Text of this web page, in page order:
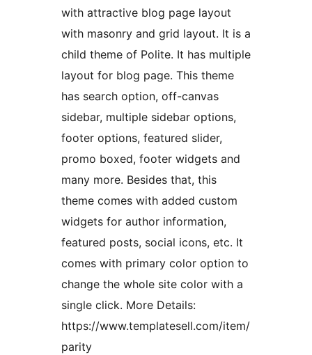
with attractive blog page layout
with masonry and grid layout. It is a
child theme of Polite. It has multiple
layout for blog page. This theme
has search option, off-canvas
sidebar, multiple sidebar options,
footer options, featured slider,
promo boxed, footer widgets and
many more. Besides that, this
theme comes with added custom
widgets for author information,
featured posts, social icons, etc. It
comes with primary color option to
change the whole site color with a
single click. More Details:
https://www.templatesell.com/item/
parity